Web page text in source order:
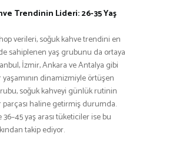
Trendinin Lideri: 26-35 Yaş
verileri, soğuk kahve trendini en
sahiplenen yaş grubunu da ortaya
İzmir, Ankara ve Antalya gibi
dinamizmiyle örtüşen
soğuk kahveyi günlük rutinin
parçası haline getirmiş durumda.
36–45 yaş arası tüketiciler ise bu
takip ediyor.